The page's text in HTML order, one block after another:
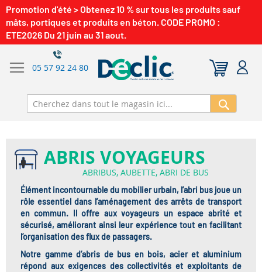
Promotion d'été > Obtenez 10 % sur tous les produits sauf
mâts, portiques et produits en béton. CODE PROMO :
ETE2026 Du 21 juin au 31 aout.
05 57 92 24 80
ABRIS VOYAGEURS
ABRIBUS, AUBETTE, ABRI DE BUS
Élément incontournable du mobilier urbain, l’abri busjoue un
rôle essentiel dans l’aménagement des arrêts de transport
en commun. Il offre aux voyageurs un espace abrité et
sécurisé, améliorant ainsi leur expérience tout en facilitant
l’organisation des flux de passagers.
Notre gamme d’abris de bus en bois, acier et aluminium
répond aux exigences descollectivités et exploitants de